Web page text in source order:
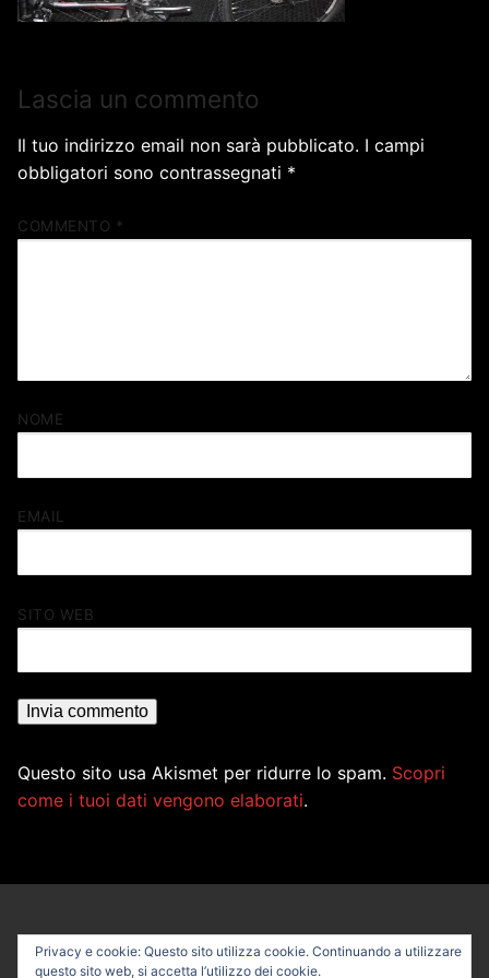
Lascia un commento
Il tuo indirizzo email non sarà pubblicato. I campi
obbligatori sono contrassegnati *
COMMENTO *
NOME
EMAIL
SITO WEB
Questo sito usa Akismet per ridurre lo spam. Scopri
come i tuoi dati vengono elaborati.
Privacy e cookie: Questo sito utilizza cookie. Continuando a utilizzare
questo sito web, si accetta l’utilizzo dei cookie.